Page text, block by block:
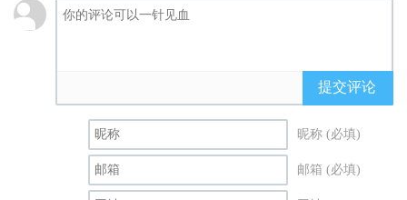
提交评论
昵称 (必填)
邮箱 (必填)